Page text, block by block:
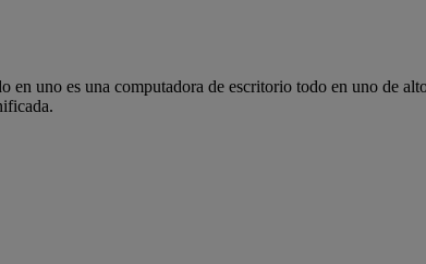
uno es una computadora de escritorio todo en uno de